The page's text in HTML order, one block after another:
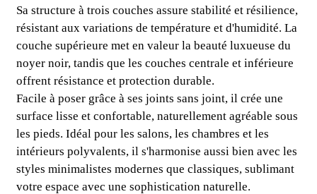
Sa structure à trois couches assure stabilité et résilience,
résistant aux variations de température et d'humidité. La
couche supérieure met en valeur la beauté luxueuse du
noyer noir, tandis que les couches centrale et inférieure
offrent résistance et protection durable.
Facile à poser grâce à ses joints sans joint, il crée une
surface lisse et confortable, naturellement agréable sous
les pieds. Idéal pour les salons, les chambres et les
intérieurs polyvalents, il s'harmonise aussi bien avec les
styles minimalistes modernes que classiques, sublimant
votre espace avec une sophistication naturelle.